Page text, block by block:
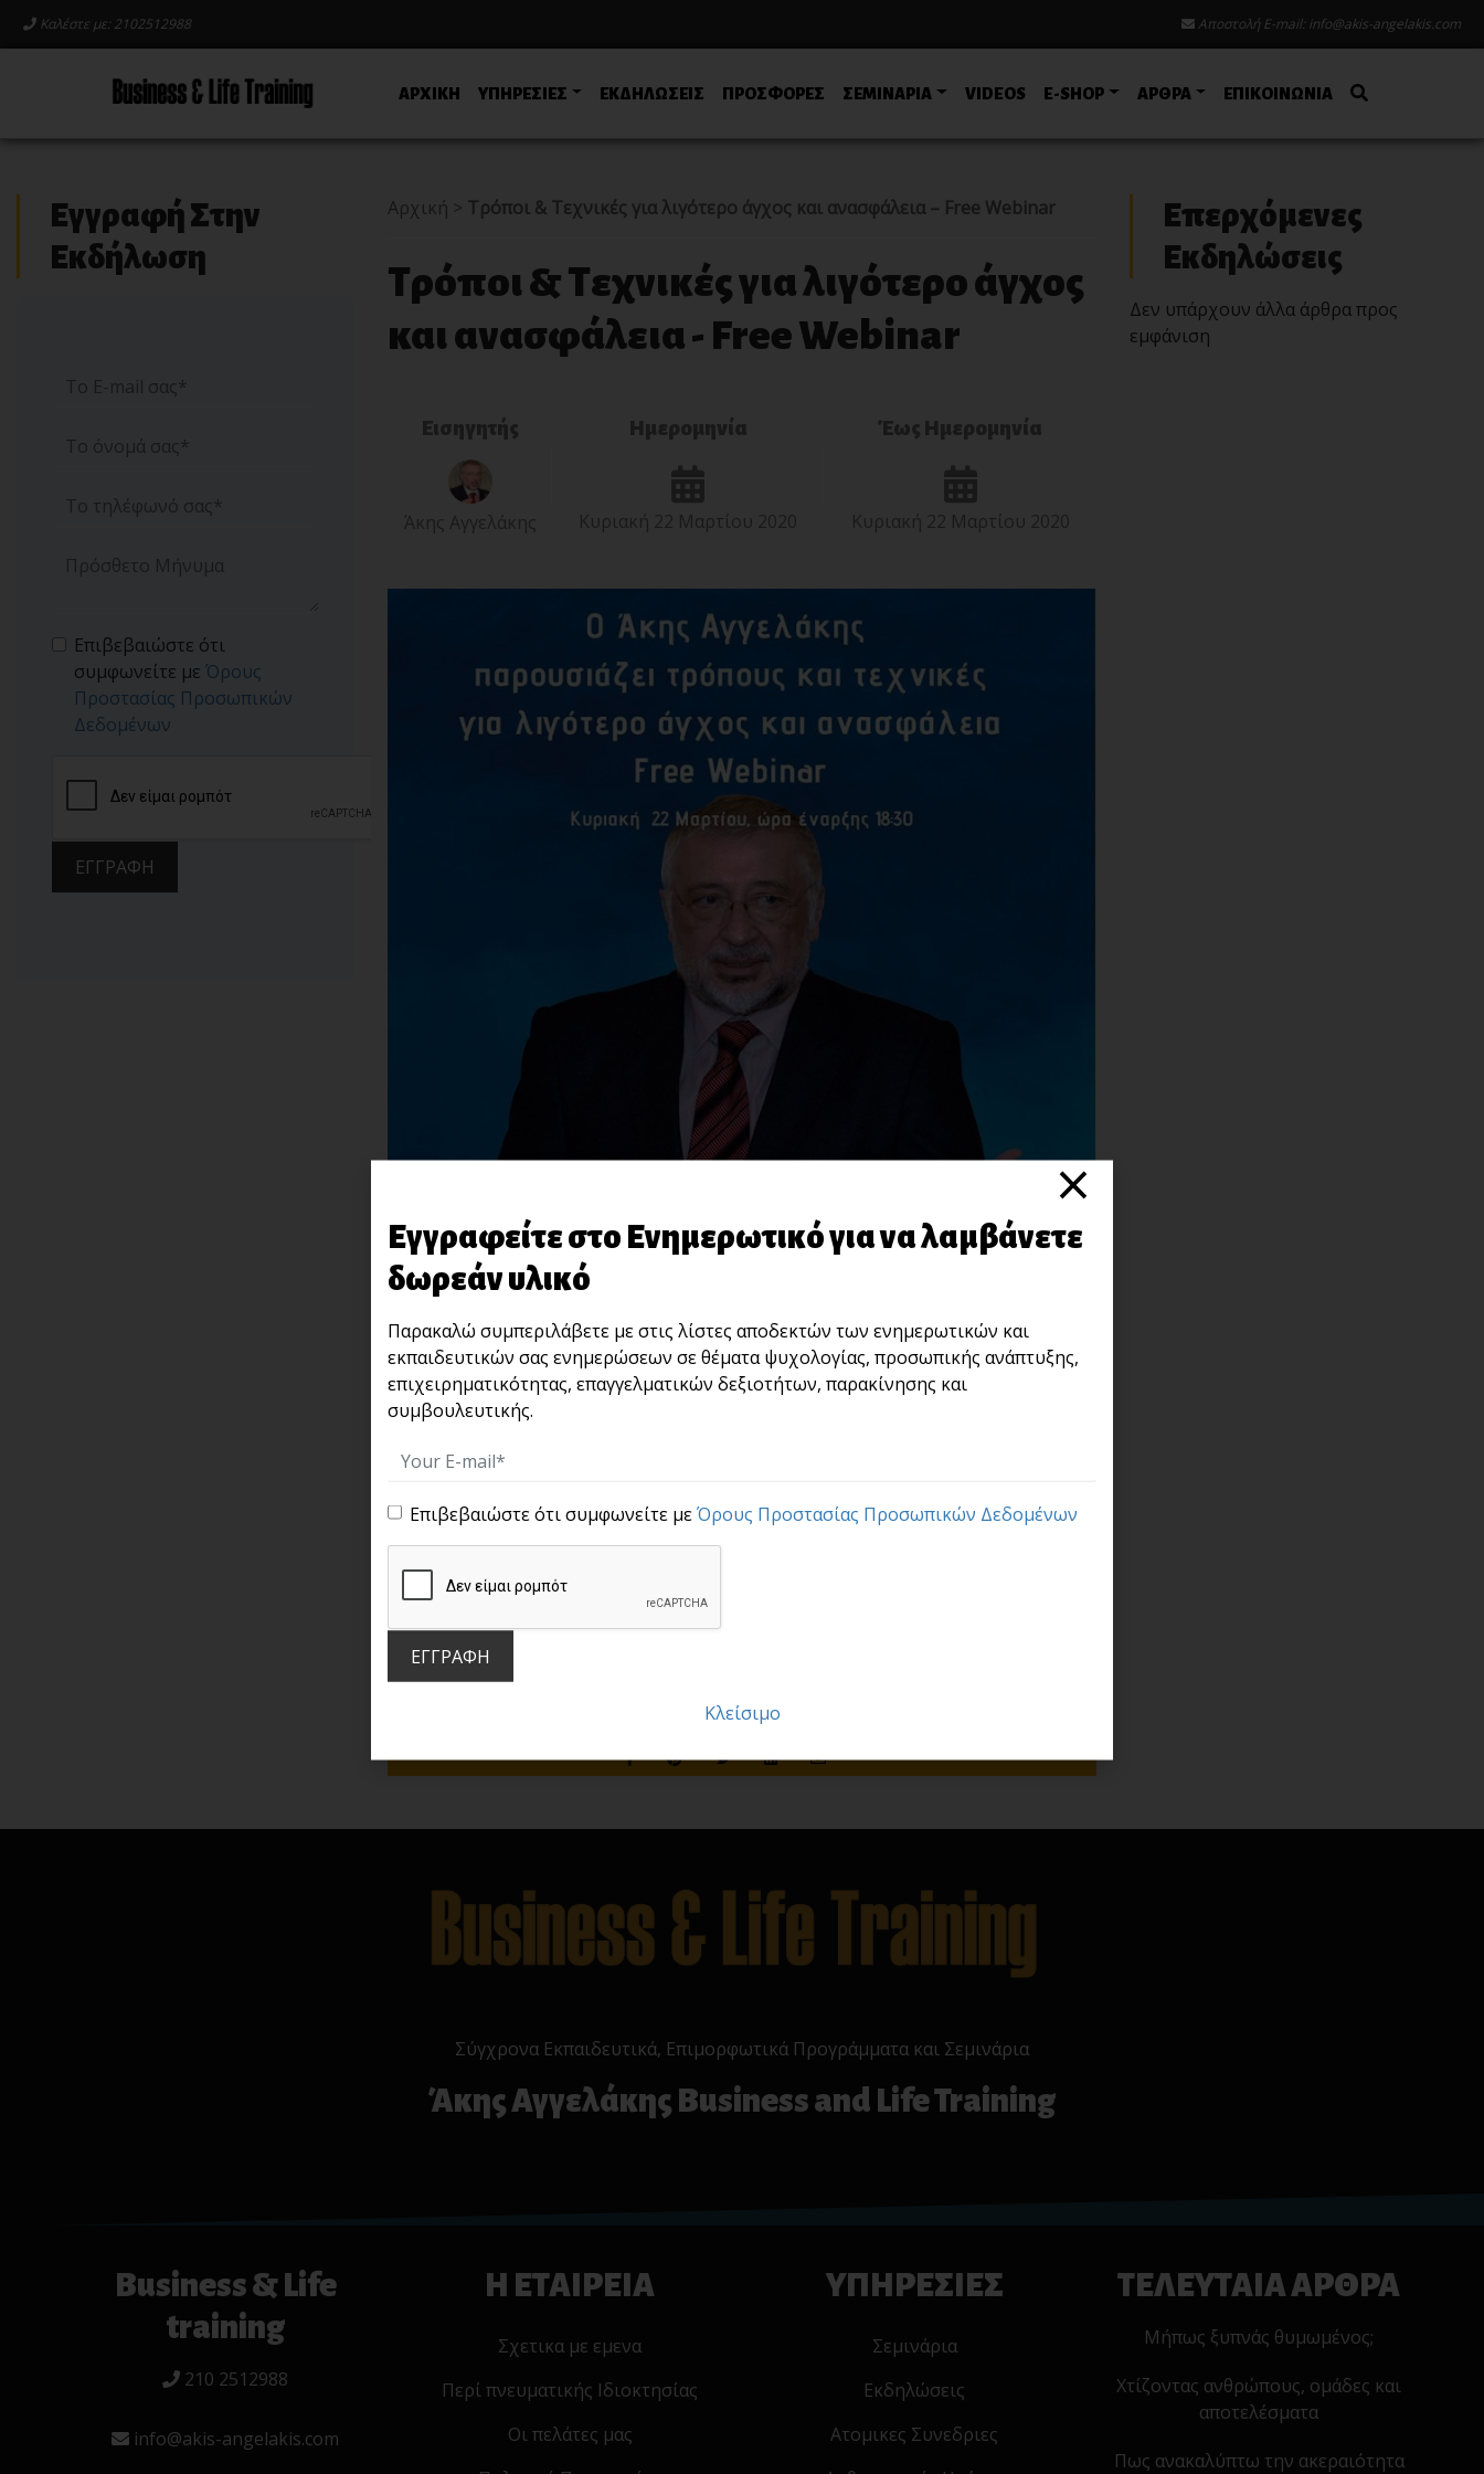
Καλέστε με: 2102512988 Αποστολή E-mail: info@akis-angelakis.com
ΑΡΧΙΚΗ ΥΠΗΡΕΣΙΕΣ ΕΚΔΗΛΩΣΕΙΣ ΠΡΟΣΦΟΡΕΣ ΣΕΜΙΝΑΡΙΑ VIDEOS E-SHOP ΑΡΘΡΑ ΕΠΙΚΟΙΝΩΝΙΑ
Εγγραφή Στην
Εκδήλωση
Επιβεβαιώστε ότι
συμφωνείτε με Όρους
Προστασίας Προσωπικών
Δεδομένων
ΕΓΓΡΑΦΗ
Αρχική > Τρόποι & Τεχνικές για λιγότερο άγχος και ανασφάλεια – Free Webinar
Τρόποι & Τεχνικές για λιγότερο άγχος
και ανασφάλεια - Free Webinar
Εισηγητής
Άκης Αγγελάκης
Ημερομηνία
Κυριακή 22 Μαρτίου 2020
Έως Ημερομηνία
Κυριακή 22 Μαρτίου 2020
Δωρεάν webinar
Κυριακή 22 Μαρτίου, ώρα 18:30
Just On Line
Επερχόμενες
Εκδηλώσεις
Δεν υπάρχουν άλλα άρθρα προς
εμφάνιση
Σύγχρονα Εκπαιδευτικά, Επιμορφωτικά Προγράμματα και Σεμινάρια
Άκης Αγγελάκης Business and Life Training
Business & Life
training
210 2512988
info@akis-angelakis.com
Η ΕΤΑΙΡΕΙΑ
Σχετικα με εμενα
Περί πνευματικής Ιδιοκτησίας
Οι πελάτες μας
ΥΠΗΡΕΣΙΕΣ
Σεμινάρια
Εκδηλώσεις
Ατομικες Συνεδριες
ΤΕΛΕΥΤΑΙΑ ΑΡΘΡΑ
Μήπως ξυπνάς θυμωμένος;
Χτίζοντας ανθρώπους, ομάδες και
αποτελέσματα
Πως ανακαλύπτω την ακεραιότητα
×
Εγγραφείτε στο Ενημερωτικό για να λαμβάνετε
δωρεάν υλικό
Παρακαλώ συμπεριλάβετε με στις λίστες αποδεκτών των ενημερωτικών και
εκπαιδευτικών σας ενημερώσεων σε θέματα ψυχολογίας, προσωπικής ανάπτυξης,
επιχειρηματικότητας, επαγγελματικών δεξιοτήτων, παρακίνησης και
συμβουλευτικής.
Επιβεβαιώστε ότι συμφωνείτε μεΌρους Προστασίας Προσωπικών Δεδομένων
ΕΓΓΡΑΦΗ
Κλείσιμο